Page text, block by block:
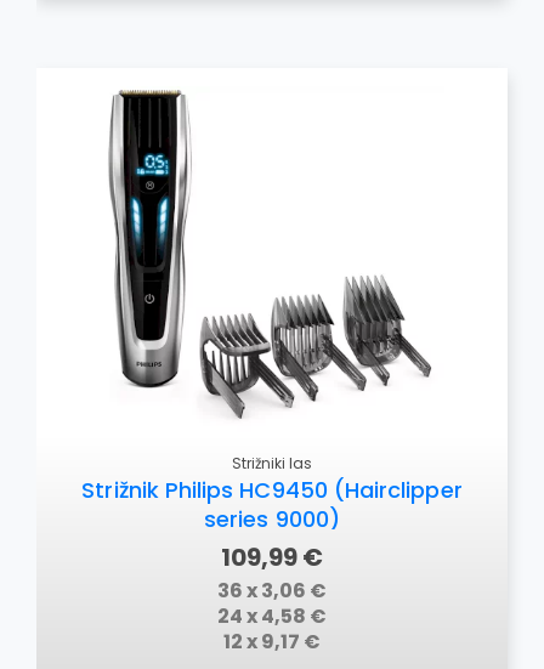
Strižniki las
Strižnik Philips HC9450 (Hairclipper
series 9000)
109,99 €
36 x 3,06 €
24 x 4,58 €
12 x 9,17 €